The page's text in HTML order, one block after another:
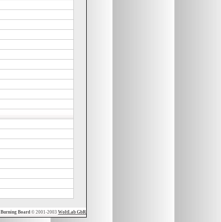
Burning Board © 2001-2003 WoltLab GbR